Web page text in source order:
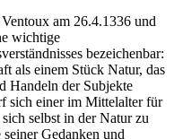
am 26.4.1336 und
wichtige
bezeichenbar:
als einem Stück Natur, das
Handeln der Subjekte
sich einer im Mittelalter für
selbst in der Natur zu
Gedanken und